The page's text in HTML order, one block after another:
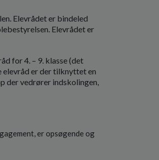
Elevrådet er bindeled
Elevrådet er
for 4. – 9. klasse (det
er der tilknyttet en
vedrører indskolingen,
er opsøgende og